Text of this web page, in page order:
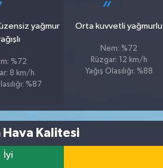
yağmur
%72
8 km/h
%87
Orta kuvvetli yağmurlu
Nem: %72
Rüzgar: 12 km/h
Yağış Olasılığı: %88
Hava Kalitesi
İyi